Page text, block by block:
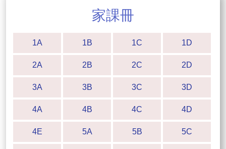
家課冊
1A 1B 1C 1D
2A 2B 2C 2D
3A 3B 3C 3D
4A 4B 4C 4D
4E 5A 5B 5C